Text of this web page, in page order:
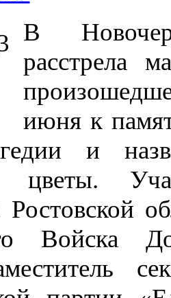
В
расстрела
июня к
и
цветы.
Ростовской
Войска